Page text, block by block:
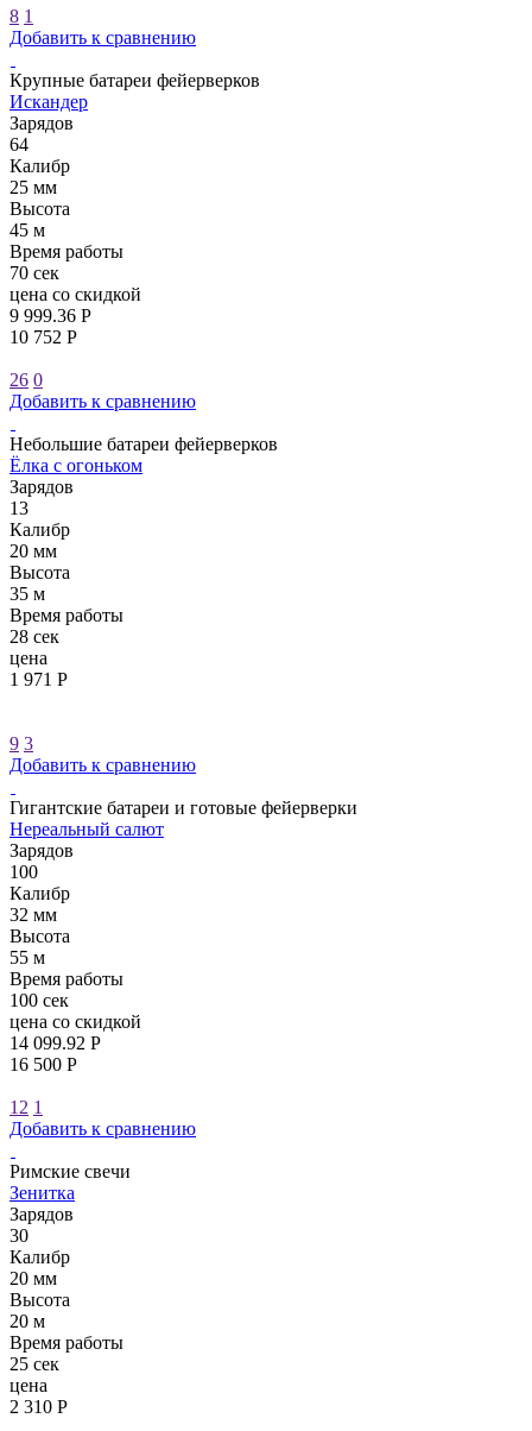
8 1
Добавить к сравнению
Крупные батареи фейерверков
Искандер
Зарядов
64
Калибр
25 мм
Высота
45 м
Время работы
70 сек
цена со скидкой
9 999.36 Р
10 752 Р
26 0
Добавить к сравнению
Небольшие батареи фейерверков
Ёлка с огоньком
Зарядов
13
Калибр
20 мм
Высота
35 м
Время работы
28 сек
цена
1 971 Р
9 3
Добавить к сравнению
Гигантские батареи и готовые фейерверки
Нереальный салют
Зарядов
100
Калибр
32 мм
Высота
55 м
Время работы
100 сек
цена со скидкой
14 099.92 Р
16 500 Р
12 1
Добавить к сравнению
Римские свечи
Зенитка
Зарядов
30
Калибр
20 мм
Высота
20 м
Время работы
25 сек
цена
2 310 Р